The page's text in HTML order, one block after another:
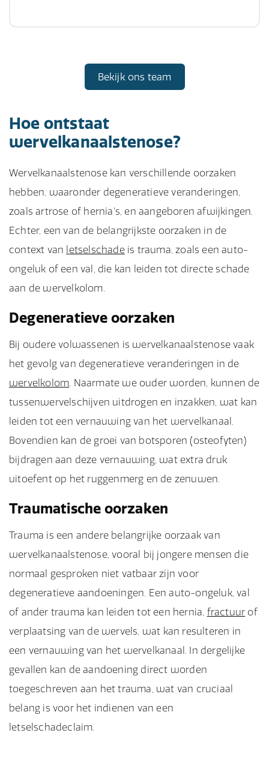
Bekijk ons team
Hoe ontstaat
wervelkanaalstenose?
Wervelkanaalstenose kan verschillende oorzaken
hebben, waaronder degeneratieve veranderingen,
zoals artrose of hernia’s, en aangeboren afwijkingen.
Echter, een van de belangrijkste oorzaken in de
context van letselschadeis trauma, zoals een auto-
ongeluk of een val, die kan leiden tot directe schade
aan de wervelkolom.
Degeneratieve oorzaken
Bij oudere volwassenen is wervelkanaalstenose vaak
het gevolg van degeneratieve veranderingen in de
wervelkolom. Naarmate we ouder worden, kunnen de
tussenwervelschijven uitdrogen en inzakken, wat kan
leiden tot een vernauwing van het wervelkanaal.
Bovendien kan de groei van botsporen (osteofyten)
bijdragen aan deze vernauwing, wat extra druk
uitoefent op het ruggenmerg en de zenuwen.
Traumatische oorzaken
Trauma is een andere belangrijke oorzaak van
wervelkanaalstenose, vooral bij jongere mensen die
normaal gesproken niet vatbaar zijn voor
degeneratieve aandoeningen. Een auto-ongeluk, val
of ander trauma kan leiden tot een hernia, fractuur of
verplaatsing van de wervels, wat kan resulteren in
een vernauwing van het wervelkanaal. In dergelijke
gevallen kan de aandoening direct worden
toegeschreven aan het trauma, wat van cruciaal
belang is voor het indienen van een
letselschadeclaim.